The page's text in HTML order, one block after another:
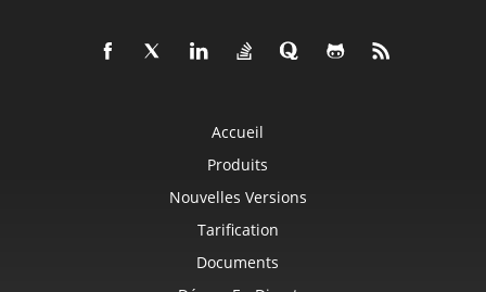
Accueil
Produits
Nouvelles Versions
Tarification
Documents